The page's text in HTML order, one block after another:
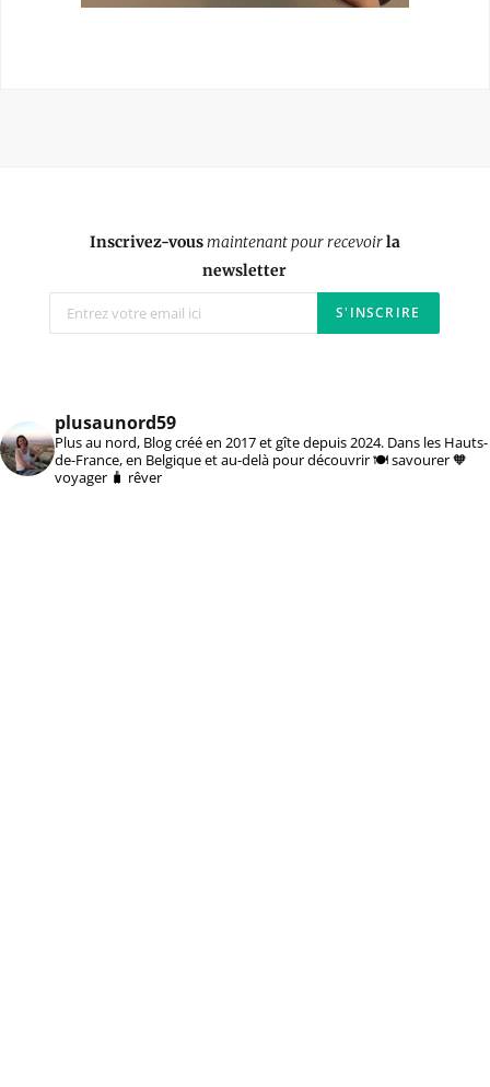
Inscrivez-vousmaintenant pour recevoirla
newsletter
plusaunord59
Plus au nord, Blog créé en 2017 et gîte depuis 2024. Dans les Hauts-
de-France, en Belgique et au-delà pour découvrir 🍽️ savourer 🧡
voyager 🧳 rêver